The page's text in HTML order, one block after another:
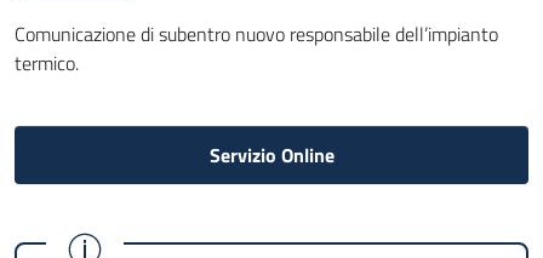
Comunicazione di subentro nuovo responsabile dell’impianto
termico.
Servizio Online